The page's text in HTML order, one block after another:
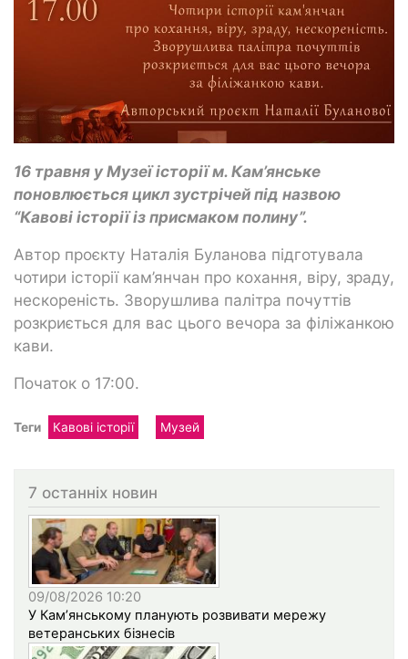
16 травня у Музеї історії м. Кам’янське
поновлюється цикл зустрічей під назвою
“Кавові історії із присмаком полину”.
Автор проєкту Наталія Буланова підготувала
чотири історії кам’янчан про кохання, віру, зраду,
нескореність. Зворушлива палітра почуттів
розкриється для вас цього вечора за філіжанкою
кави.
Початок о 17:00.
Теги Кавові історії Музей
7 останніх новин
09/08/2026 10:20
У Кам’янському планують розвивати мережу
ветеранських бізнесів